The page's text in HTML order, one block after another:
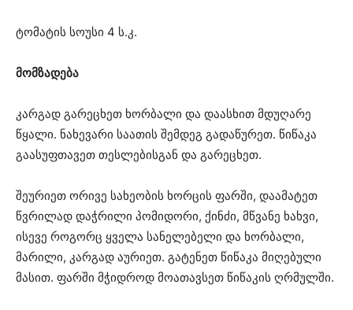
ტომატის სოუსი 4 ს.კ.
მომზადება
კარგად გარეცხეთ ხორბალი და დაასხით მდუღარე
წყალი. ნახევარი საათის შემდეგ გადაწურეთ. წიწაკა
გაასუფთავეთ თესლებისგან და გარეცხეთ.
შეურიეთ ორივე სახეობის ხორცის ფარში, დაამატეთ
წვრილად დაჭრილი პომიდორი, ქინძი, მწვანე ხახვი,
ისევე როგორც ყველა სანელებელი და ხორბალი,
მარილი, კარგად აურიეთ. გატენეთ წიწაკა მიღებული
მასით. ფარში მჭიდროდ მოათავსეთ წიწაკის ღრმულში.